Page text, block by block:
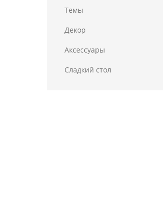
Темы
Декор
Аксессуары
Сладкий стол